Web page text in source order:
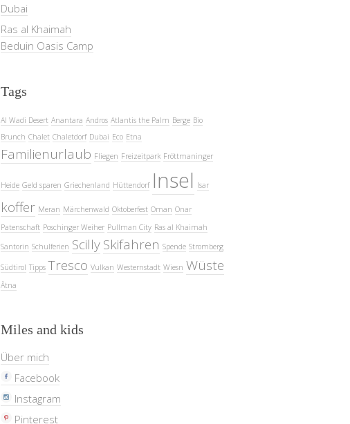
Dubai
Ras al Khaimah
Beduin Oasis Camp
Tags
Al Wadi Desert Anantara Andros Atlantis the Palm Berge Bio
Brunch Chalet Chaletdorf Dubai Eco Etna
Familienurlaub Fliegen Freizeitpark Fröttmaninger
Heide Geld sparen Griechenland Hüttendorf Insel Isar
koffer Meran Märchenwald Oktoberfest Oman Onar
Patenschaft Poschinger Weiher Pullman City Ras al Khaimah
Santorin Schulferien Scilly Skifahren Spende Stromberg
Südtirol Tipps Tresco Vulkan Westernstadt Wiesn Wüste
Ätna
Miles and kids
Über mich
Facebook
Instagram
Pinterest